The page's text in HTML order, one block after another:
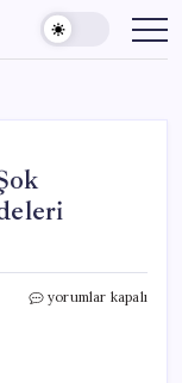
HSK
yorumlar kapalı